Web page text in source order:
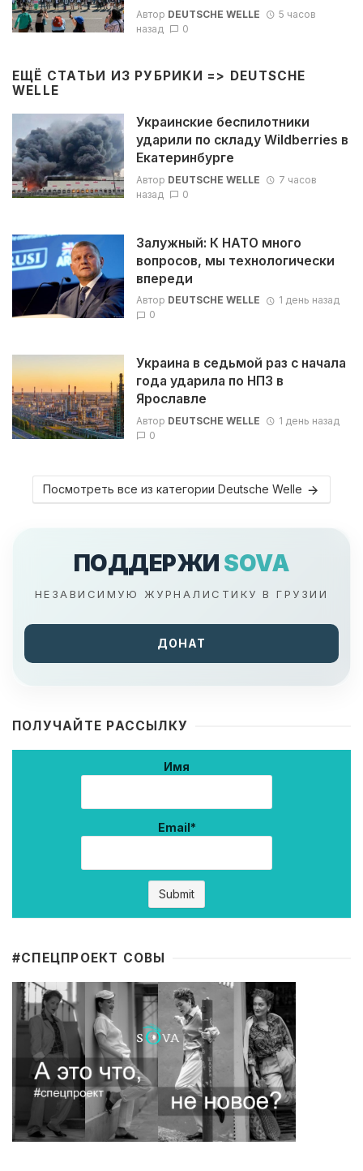
Автор DEUTSCHE WELLE
5 часов
назад
0
ЕЩЁ СТАТЬИ ИЗ РУБРИКИ => DEUTSCHE
WELLE
Украинские беспилотники
ударили по складу Wildberries в
Екатеринбурге
Автор DEUTSCHE WELLE
7 часов
назад
0
Залужный: К НАТО много
вопросов, мы технологически
впереди
Автор DEUTSCHE WELLE
1 день назад
0
Украина в седьмой раз с начала
года ударила по НПЗ в
Ярославле
Автор DEUTSCHE WELLE
1 день назад
0
Посмотреть все из категории Deutsche Welle
ПОДДЕРЖИ SOVA
НЕЗАВИСИМУЮ ЖУРНАЛИСТИКУ В ГРУЗИИ
ДОНАТ
ПОЛУЧАЙТЕ РАССЫЛКУ
Имя
Email*
#CПЕЦПРОЕКТ СОВЫ